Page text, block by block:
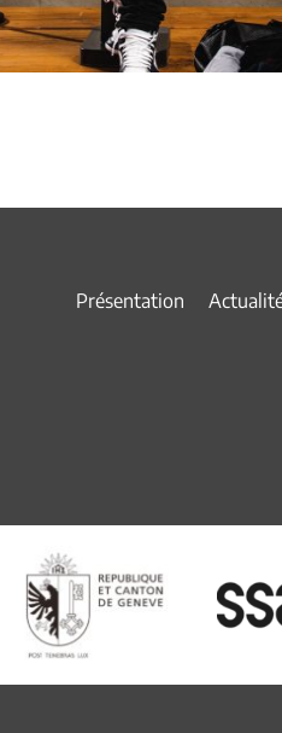
Présentation